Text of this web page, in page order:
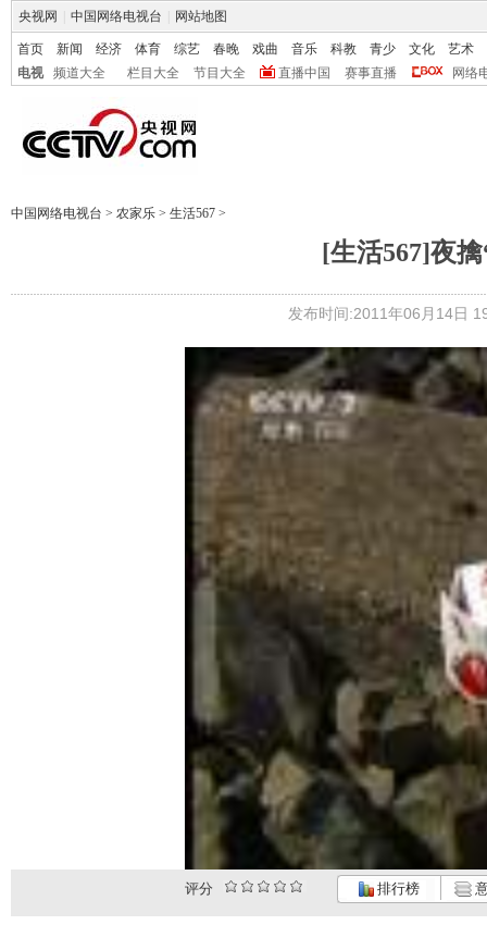
央视网 中国网络电视台 网站地图
首页 新闻 经济 体育 综艺 春晚 戏曲 音乐 科教 青少 文化
艺术
电视
频道大全 栏目大全 节目大全 直播中国 赛事直播 网络
中国网络电视台 > 农家乐 > 生活567 >
[生活567]夜
发布时间:2011年06月14日
评分 排行榜